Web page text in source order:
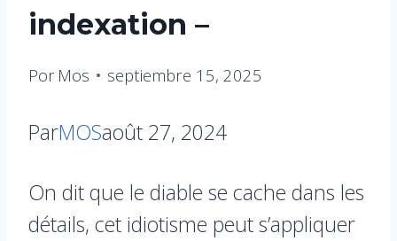
indexation –
Por Mos septiembre 15, 2025
ParMOSaoût 27, 2024
On dit que le diable se cache dans les
détails, cet idiotisme peut s’appliquer